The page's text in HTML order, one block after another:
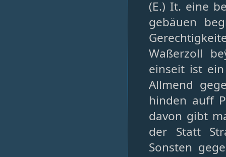
(E.) It. eine
gebäuen
Waßerzoll
einseit ist
Allmend
hinden auff
davon gibt
der Statt
Sonsten